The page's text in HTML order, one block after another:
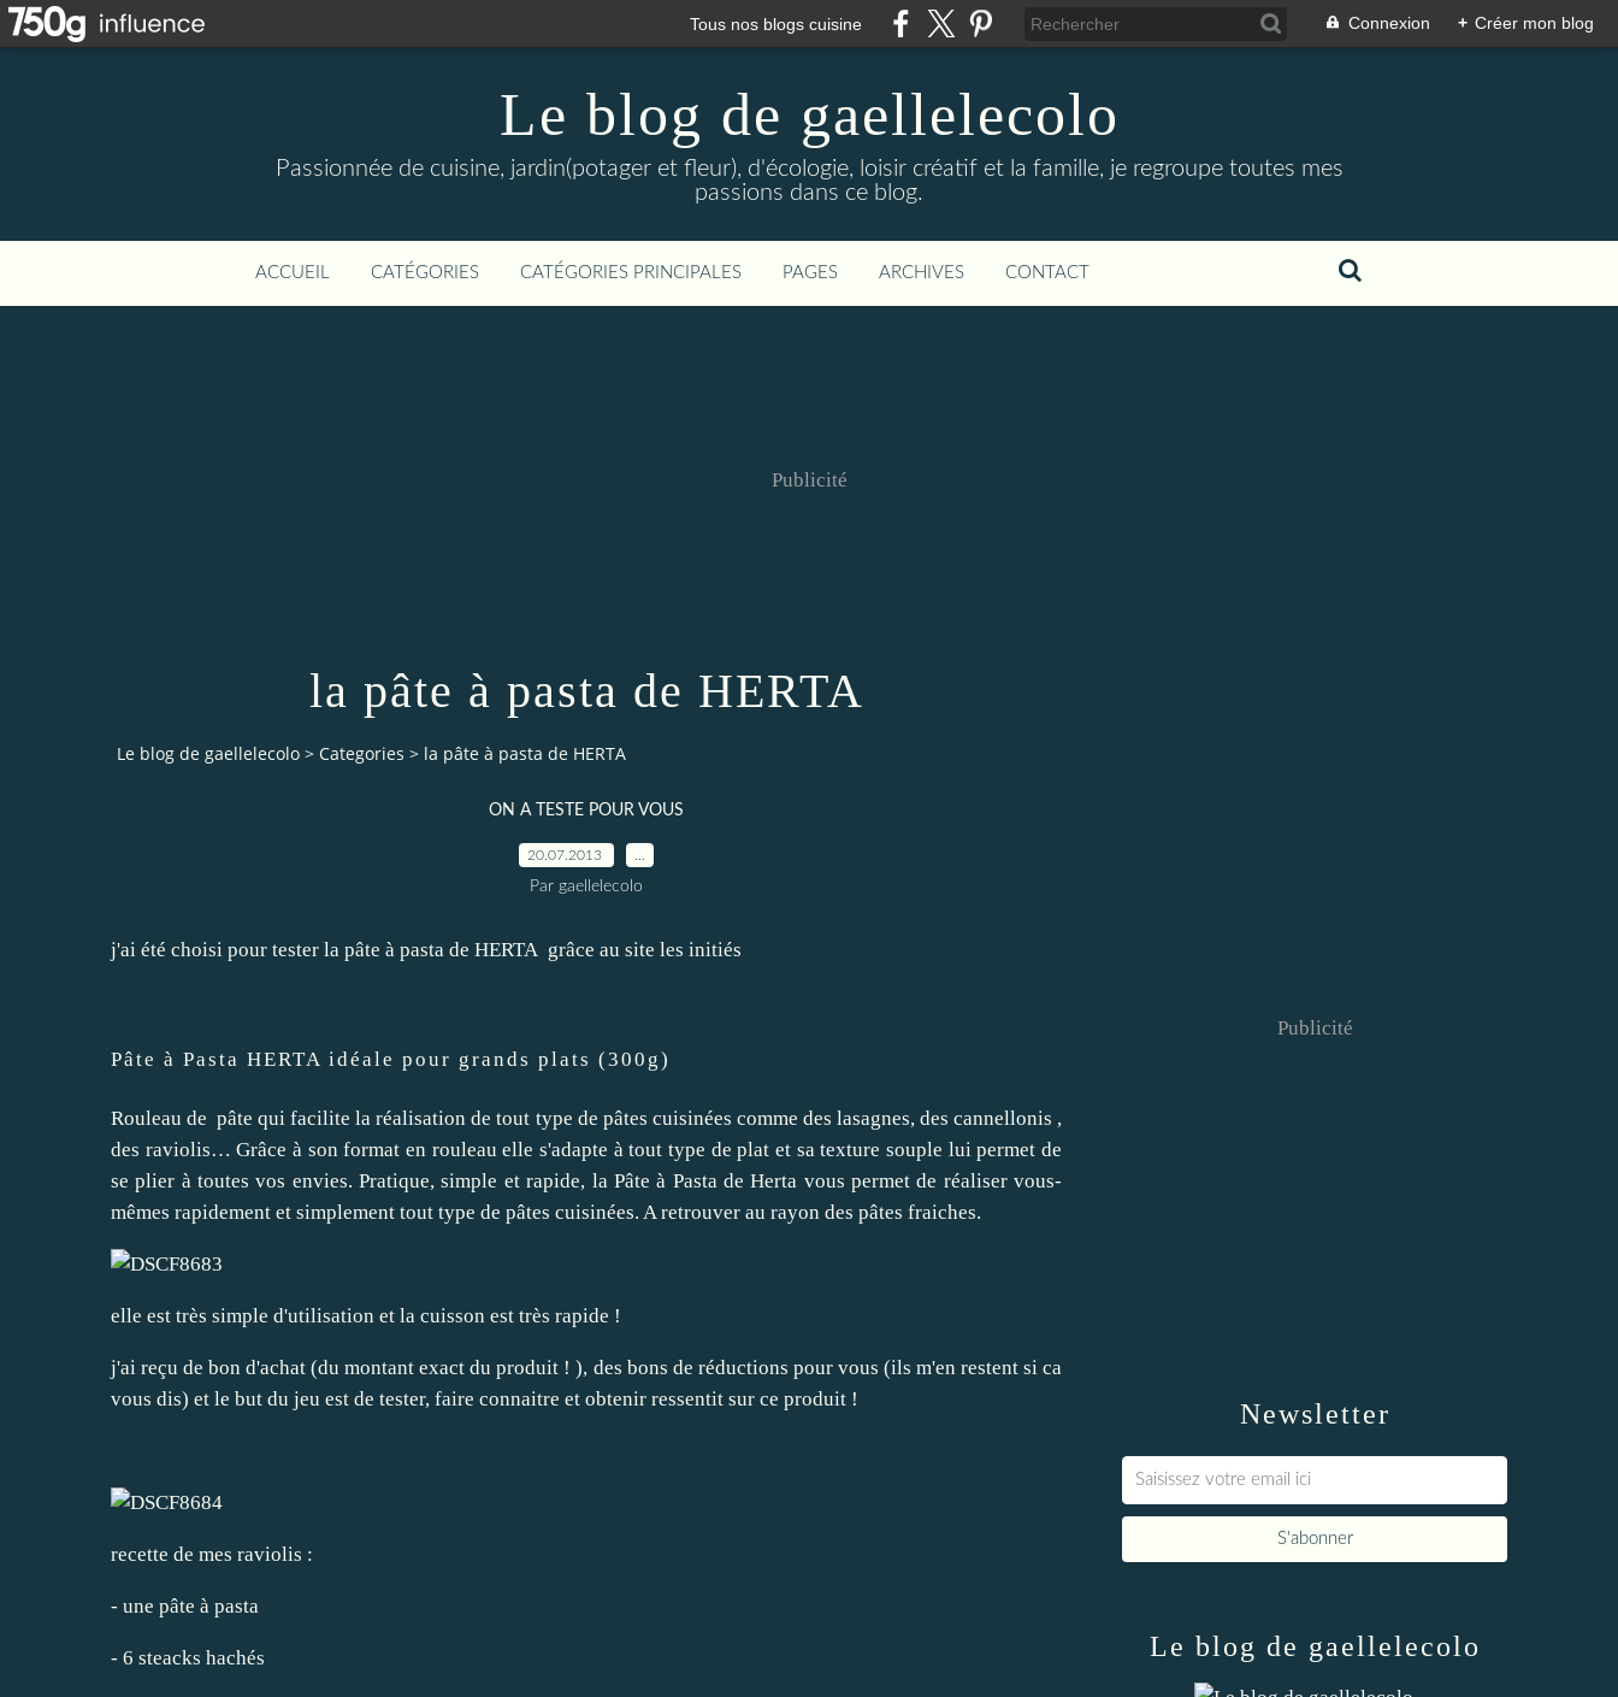
Tous nos blogs cuisine Connexion + Créer mon blog
Le blog de gaellelecolo
Passionnée de cuisine, jardin(potager et fleur), d'écologie, loisir créatif et la famille, je regroupe toutes mes
passions dans ce blog.
ACCUEIL CATÉGORIES CATÉGORIES PRINCIPALES PAGES ARCHIVES CONTACT
Publicité
la pâte à pasta de HERTA
Le blog de gaellelecolo > Categories > la pâte à pasta de HERTA
ON A TESTE POUR VOUS
20.07.2013
Par gaellelecolo
j'ai été choisi pour tester la pâte à pasta de HERTA grâce au site les initiés
Pâte à Pasta HERTA idéale pour grands plats (300g)
Rouleau de pâte qui facilite la réalisation de tout type de pâtes cuisinées comme des lasagnes, des cannellonis ,
des raviolis… Grâce à son format en rouleau elle s'adapte à tout type de plat et sa texture souple lui permet de
se plier à toutes vos envies. Pratique, simple et rapide, la Pâte à Pasta de Herta vous permet de réaliser vous-
mêmes rapidement et simplement tout type de pâtes cuisinées. A retrouver au rayon des pâtes fraiches.
elle est très simple d'utilisation et la cuisson est très rapide !
j'ai reçu de bon d'achat (du montant exact du produit ! ), des bons de réductions pour vous (ils m'en restent si ca
vous dis) et le but du jeu est de tester, faire connaitre et obtenir ressentit sur ce produit !
recette de mes raviolis :
- une pâte à pasta
- 6 steacks hachés
Newsletter
Publicité
Le blog de gaellelecolo